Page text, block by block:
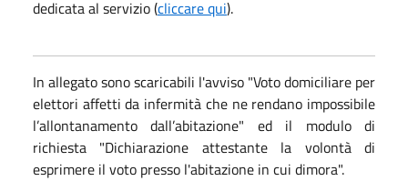
dedicata al servizio (cliccare qui).
In allegato sono scaricabili l'avviso "Voto domiciliare per
elettori affetti da infermità che ne rendano impossibile
l’allontanamento dall’abitazione" ed il modulo di
richiesta "Dichiarazione attestante la volontà di
esprimere il voto presso l'abitazione in cui dimora".